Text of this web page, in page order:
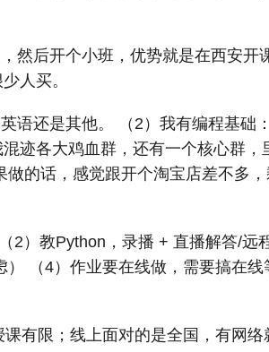
然后开个小班，优势就是在西安开
人买。
语还是其他。 （2）我有编程基础：
迹各大鸡血群，还有一个核心群，
的话，感觉跟开个淘宝店差不多
）教Python，录播 + 直播解答/远
） （4）作业要在线做，需要搞在线
有限；线上面对的是全国，有网络